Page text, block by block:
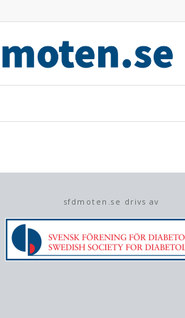
sfdmoten.se drivs av